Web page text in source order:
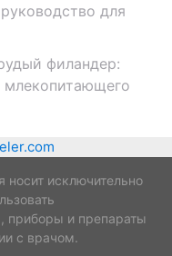
для
филандер:
млекопитающего
носит исключительно
приборы и препараты
с врачом.